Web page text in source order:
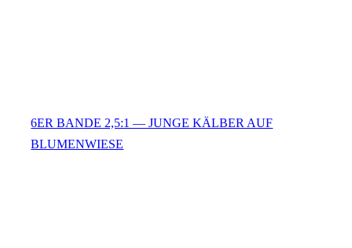
6ER BANDE 2,5:1 — JUNGE KÄLBER AUF
BLUMENWIESE